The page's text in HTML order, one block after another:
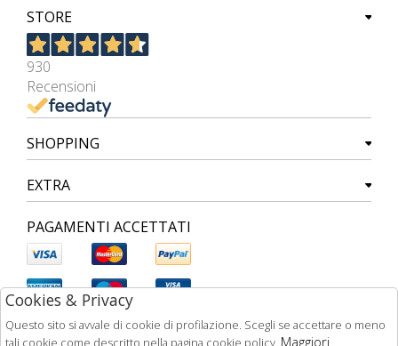
STORE
930
Recensioni
SHOPPING
EXTRA
PAGAMENTI ACCETTATI
Cookies & Privacy
Questo sito si avvale di cookie di profilazione. Scegli se accettare o meno
tali cookie come descritto nella pagina cookie policy. Maggiori